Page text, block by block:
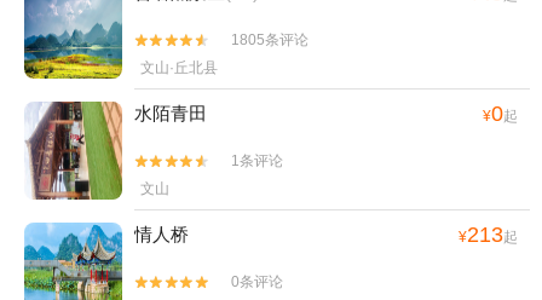


1805条评论
文山·丘北县
水陌青田 ¥0起


1条评论
文山
情人桥 ¥213起


0条评论